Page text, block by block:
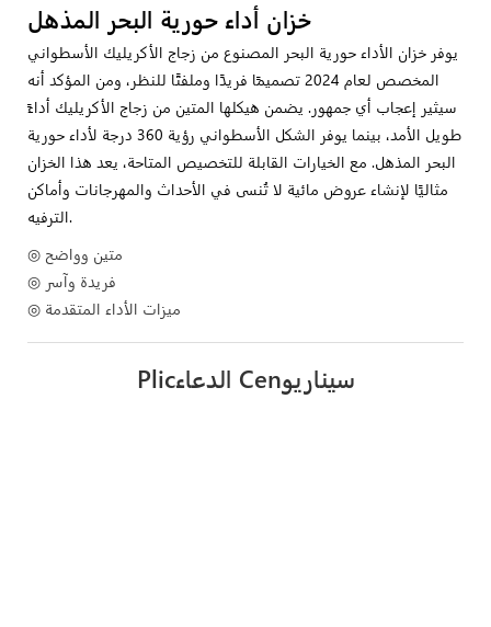
خزان أداء حورية البحر المذهل
يوفر خزان الأداء حورية البحر المصنوع من زجاج الأكريليك الأسطواني
المخصص لعام 2024 تصميمًا فريدًا وملفتًا للنظر، ومن المؤكد أنه
سيثير إعجاب أي جمهور. يضمن هيكلها المتين من زجاج الأكريليك أداءً
طويل الأمد، بينما يوفر الشكل الأسطواني رؤية 360 درجة لأداء حورية
البحر المذهل. مع الخيارات القابلة للتخصيص المتاحة، يعد هذا الخزان
مثاليًا لإنشاء عروض مائية لا تُنسى في الأحداث والمهرجانات وأماكن
الترفيه.
◎ متين وواضح
◎ فريدة وآسر
◎ ميزات الأداء المتقدمة
Plicالدعاء Cenسيناريو